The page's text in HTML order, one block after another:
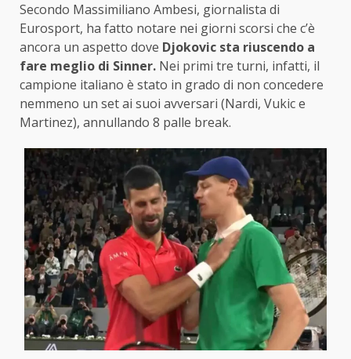
Secondo Massimiliano Ambesi, giornalista di
Eurosport, ha fatto notare nei giorni scorsi che c’è
ancora un aspetto dove Djokovic sta riuscendo a
fare meglio di Sinner. Nei primi tre turni, infatti, il
campione italiano è stato in grado di non concedere
nemmeno un set ai suoi avversari (Nardi, Vukic e
Martinez), annullando 8 palle break.